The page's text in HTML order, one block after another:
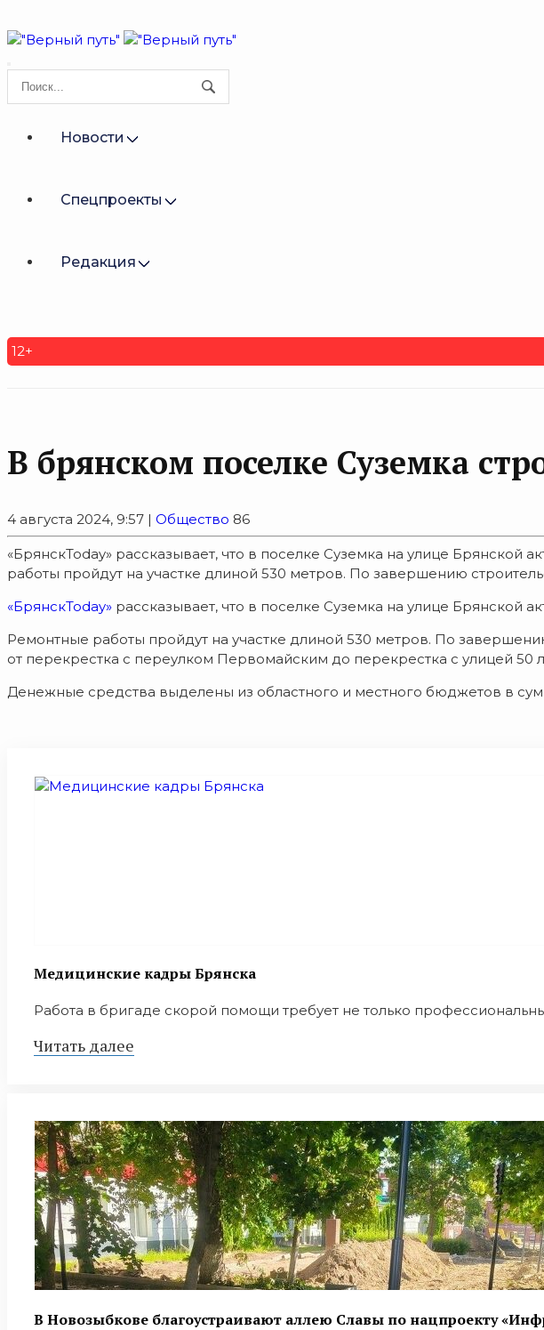
Новости
Спецпроекты
Редакция
12+
В брянском поселке Суземка
4 августа 2024, 9:57 | Общество 86
«БрянскToday» рассказывает, что в поселке Суземка на улице Брянской
работы пройдут на участке длиной 530 метров. По завершению
«БрянскToday» рассказывает, что в поселке Суземка на улице Брянской
Ремонтные работы пройдут на участке длиной 530 метров. По
от перекрестка с переулком Первомайским до перекрестка с улицей 50
Денежные средства выделены из областного и местного бюджетов в
Медицинские кадры Брянска
Работа в бригаде скорой помощи требует не только
Читать далее
В Новозыбкове благоустраивают аллею Славы по нацпроекту